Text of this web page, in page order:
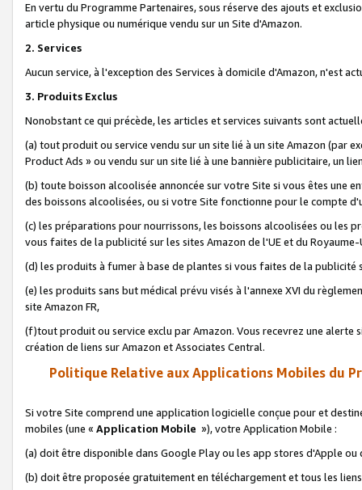
En vertu du Programme Partenaires, sous réserve des ajouts et
article physique ou numérique vendu sur un Site d'Amazon.
2. Services
Aucun service, à l'exception des Services à domicile d'Amazon, n'est
3. Produits Exclus
Nonobstant ce qui précède, les articles et services suivants sont
(a) tout produit ou service vendu sur un site lié à un site Amazon (par
Product Ads » ou vendu sur un site lié à une bannière publicitaire, un
(b) toute boisson alcoolisée annoncée sur votre Site si vous êtes une
des boissons alcoolisées, ou si votre Site fonctionne pour le compte
(c) les préparations pour nourrissons, les boissons alcoolisées ou les
vous faites de la publicité sur les sites Amazon de l'UE et du Royaume-
(d) les produits à fumer à base de plantes si vous faites de la publicité
(e) les produits sans but médical prévu visés à l'annexe XVI du
site Amazon FR,
(f)tout produit ou service exclu par Amazon. Vous recevrez une alerte
création de liens sur Amazon et Associates Central.
Politique Relative aux Applications Mobiles du
Si votre Site comprend une application logicielle conçue pour et
mobiles (une « Application Mobile »), votre Application Mobile :
(a) doit être disponible dans Google Play ou les app stores d'Apple ou
(b) doit être proposée gratuitement en téléchargement et tous les